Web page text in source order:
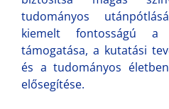
tudományos
kiemelt fontosságú a
támogatása, a kutatási
és a tudományos
elősegítése.